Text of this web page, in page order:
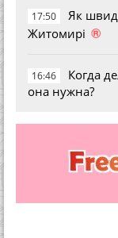
17:50
Як
Житомирі ®
16:46
Когда
она нужна?